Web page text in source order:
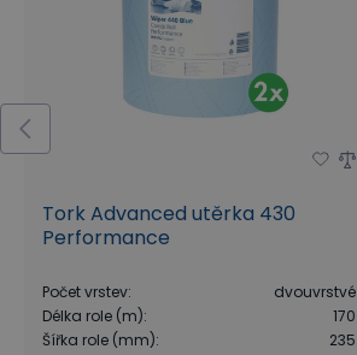
Tork Advanced utěrka 430
Performance
Počet vrstev:
dvouvrstvé
Délka role (m):
170
Šířka role (mm): 235